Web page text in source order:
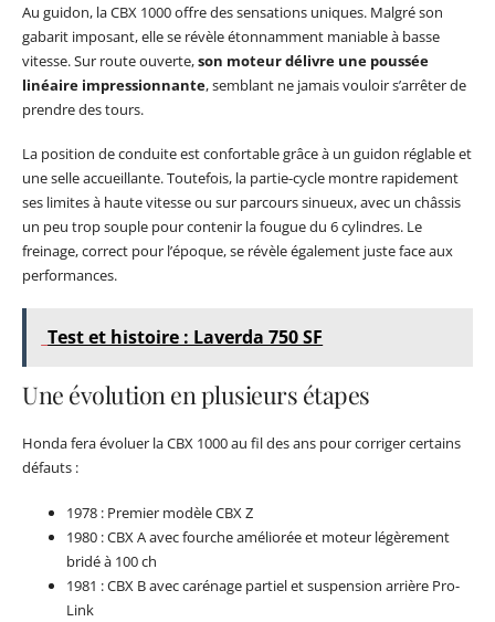
Au guidon, la CBX 1000 offre des sensations uniques. Malgré son
gabarit imposant, elle se révèle étonnamment maniable à basse
vitesse. Sur route ouverte,son moteur délivre une poussée
linéaire impressionnante, semblant ne jamais vouloir s’arrêter de
prendre des tours.
La position de conduite est confortable grâce à un guidon réglable et
une selle accueillante. Toutefois, la partie-cycle montre rapidement
ses limites à haute vitesse ou sur parcours sinueux, avec un châssis
un peu trop souple pour contenir la fougue du 6 cylindres. Le
freinage, correct pour l’époque, se révèle également juste face aux
performances.
Test et histoire : Laverda 750 SF
Une évolution en plusieurs étapes
Honda fera évoluer la CBX 1000 au fil des ans pour corriger certains
défauts :
1978 : Premier modèle CBX Z
1980 : CBX A avec fourche améliorée et moteur légèrement
bridé à 100 ch
1981 : CBX B avec carénage partiel et suspension arrière Pro-
Link